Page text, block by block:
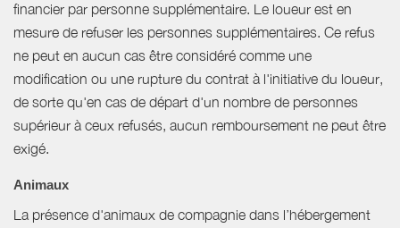
financier par personne supplémentaire. Le loueur est en
mesure de refuser les personnes supplémentaires. Ce refus
ne peut en aucun cas être considéré comme une
modification ou une rupture du contrat à l'initiative du loueur,
de sorte qu'en cas de départ d'un nombre de personnes
supérieur à ceux refusés, aucun remboursement ne peut être
exigé.
Animaux
La présence d'animaux de compagnie dans l’hébergement